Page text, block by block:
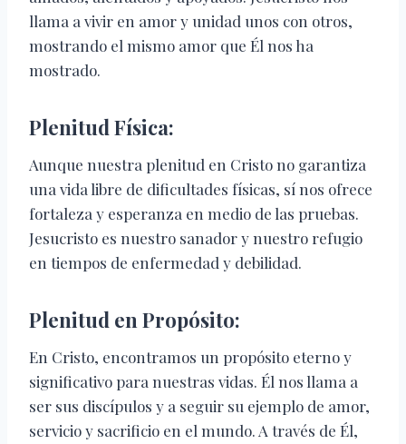
llama a vivir en amor y unidad unos con otros,
mostrando el mismo amor que Él nos ha
mostrado.
Plenitud Física:
Aunque nuestra plenitud en Cristo no garantiza
una vida libre de dificultades físicas, sí nos ofrece
fortaleza y esperanza en medio de las pruebas.
Jesucristo es nuestro sanador y nuestro refugio
en tiempos de enfermedad y debilidad.
Plenitud en Propósito:
En Cristo, encontramos un propósito eterno y
significativo para nuestras vidas. Él nos llama a
ser sus discípulos y a seguir su ejemplo de amor,
servicio y sacrificio en el mundo. A través de Él,